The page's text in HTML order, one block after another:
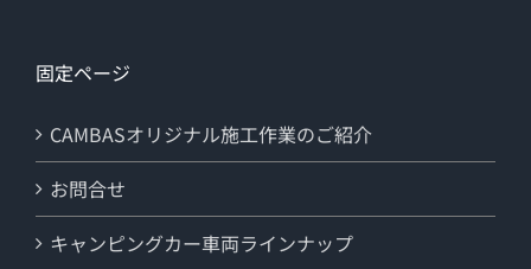
固定ページ
CAMBASオリジナル施工作業のご紹介
お問合せ
キャンピングカー車両ラインナップ